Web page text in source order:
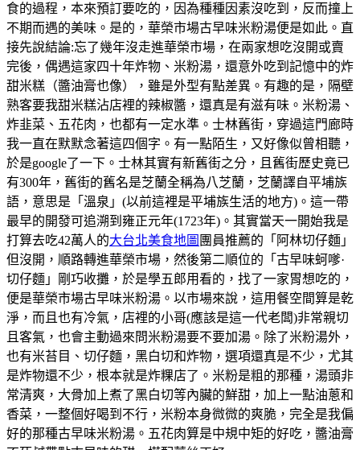
食的過程，本來預訂要吃的，因為種種因素沒吃到，反而撞上
不期而遇的美味。是的，華榮市場古早味米粉湯便是如此。直
接先說結論:忘了幾年沒走進華榮市場，在兩家想吃沒開或賣
完後，偶遇這家四十年炸物、米粉湯，還意外吃到記憶中的炸
甜米糕（醬油膏也像），雖是外型有點差異。有趣的是，隔壁
熟客要我甜米糕沾店裡的辣椒醬，還真是有滋有味。米粉湯、
炸韭菜、五花肉，也都有一定水準。士林舊街，穿過這門廊時
我一直在默默念著這四個字。有一點陌生，又好像似曾相聽，
於是google了一下。士林其實有新舊街之分，且舊街歷史竟已
有300年，舊街的舊名是芝蘭全稱為八芝蘭，芝蘭譯自平埔族
語，意思是「溫泉」(以前這裡是平埔族生活的地方)。這一帶
最早的開發可追溯到雍正元年(1723年)。其實當天一開始我是
打算去吃42萬人的大台北美食地圖 團員推薦的「阿林切仔麵」
但沒開，順路轉進華榮市場，然後第二順位的「古早味蚵嗲·
切仔麵」剛巧收攤，於是學五郎用看的，找了一家胃想吃的，
便是華榮市場古早味米粉湯。以市場來說，這用餐空間算是乾
淨，而且也有冷氣，店裡的小哥(應該是這一代老闆)非常親切
且客氣，也會主動過來問米粉湯要不要加湯。除了米粉湯外，
也有米苔目、切仔麵，黑白切和炸物，選項還真是不少，尤其
是炸物還不少，根本就是炸粿店了。米粉是粗的那種，湯頭非
常清爽，大骨加上煮了黑白切等內臟的鮮甜，加上一點油蔥和
香菜，一整個好喝到不行，米粉本身微微的爽脆，完全是我偏
好的那種古早味米粉湯。五花肉算是中規中矩的好吃，醬油膏